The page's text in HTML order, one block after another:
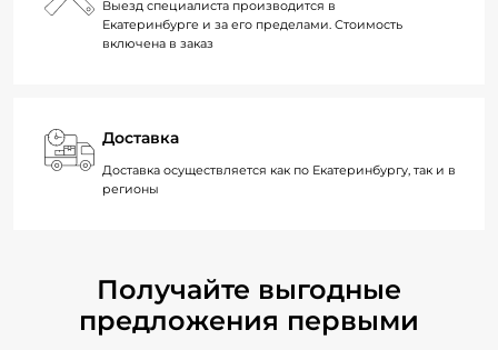
Выезд специалиста производится в
Екатеринбурге и за его пределами. Стоимость
включена в заказ
Доставка
Доставка осуществляется как по Екатеринбургу, так и в
регионы
Получайте выгодные
предложения первыми